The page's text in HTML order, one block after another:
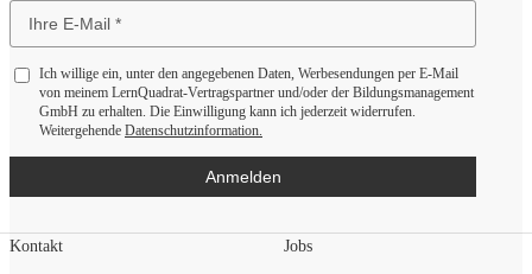
Ich willige ein, unter den angegebenen Daten, Werbesendungen per E-Mail
von meinem LernQuadrat-Vertragspartner und/oder der Bildungsmanagement
GmbH zu erhalten. Die Einwilligung kann ich jederzeit widerrufen.
Weitergehende Datenschutzinformation.
Anmelden
Kontakt Jobs